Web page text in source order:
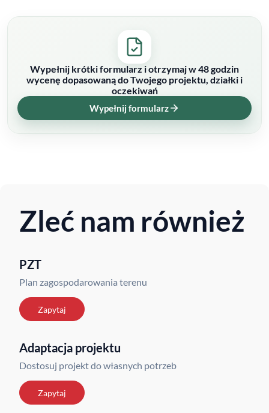
Wypełnij krótki formularz i otrzymaj w 48 godzin
wycenę dopasowaną do Twojego projektu, działki i
oczekiwań
Wypełnij formularz
Zleć nam również
PZT
Plan zagospodarowania terenu
Zapytaj
Adaptacja projektu
Dostosuj projekt do własnych potrzeb
Zapytaj